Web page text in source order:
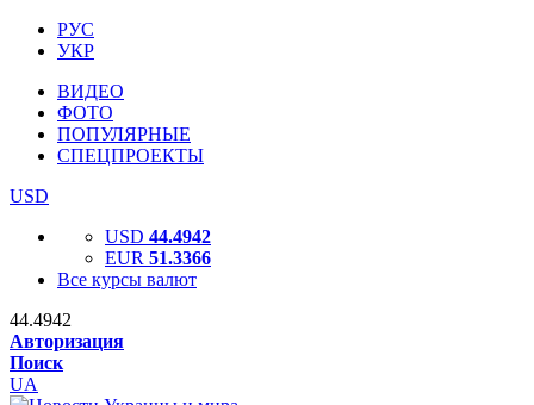
РУС
УКР
ВИДЕО
ФОТО
ПОПУЛЯРНЫЕ
СПЕЦПРОЕКТЫ
USD
USD 44.4942
EUR 51.3366
Все курсы валют
44.4942
Авторизация
Поиск
UA